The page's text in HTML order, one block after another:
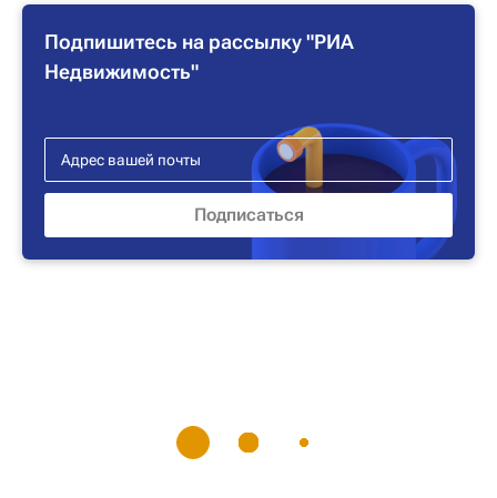
Подпишитесь на рассылку "РИА
Недвижимость"